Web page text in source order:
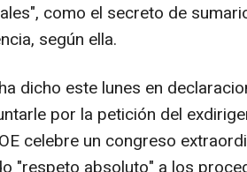
como el secreto de
según ella.
dicho este lunes en
por la petición del
celebre un congreso